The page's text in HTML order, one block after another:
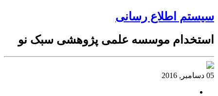
سیستم اطلاع رسانی
استخدام موسسه علمی پژوهشی سبک نو
05 دسامبر, 2016